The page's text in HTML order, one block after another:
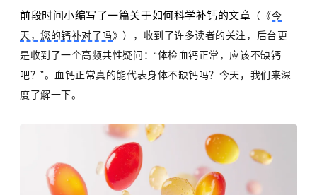
前段时间小编写了一篇关于如何科学补钙的文章 （《今
天，您的钙补对了吗》），收到了许多读者的关注，后台更
是收到了一个高频共性疑问：“体检血钙正常，应该不缺钙
吧？”。血钙正常真的能代表身体不缺钙吗？今天，我们来深
度了解一下。